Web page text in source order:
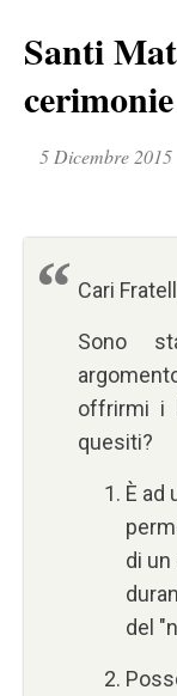
Santi
cerimonie
5 Dicembre 2015
Cari
Sono
offrirmi i
quesiti?
È ad
di
del